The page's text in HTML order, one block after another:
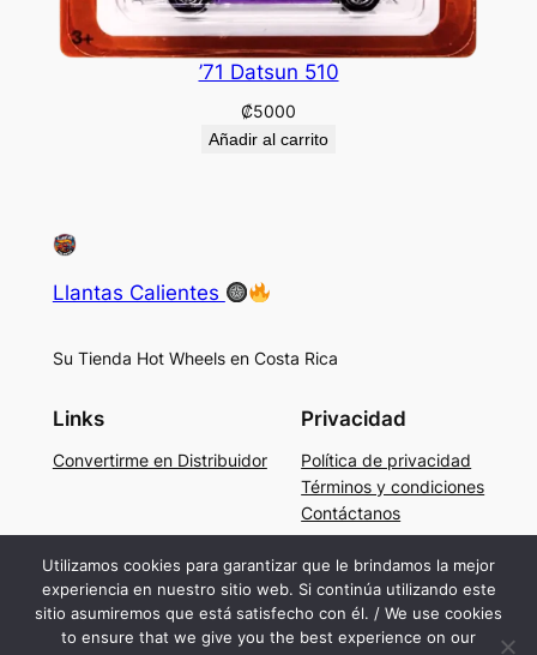
’71 Datsun 510
₡5000
Añadir al carrito
Llantas Calientes
Su Tienda Hot Wheels en Costa Rica
Links
Convertirme en Distribuidor
Privacidad
Política de privacidad
Términos y condiciones
Contáctanos
Social
Facebook
Instagram
TikTok
Utilizamos cookies para garantizar que le brindamos la mejor
experiencia en nuestro sitio web. Si continúa utilizando este
sitio asumiremos que está satisfecho con él. / We use cookies
to ensure that we give you the best experience on our